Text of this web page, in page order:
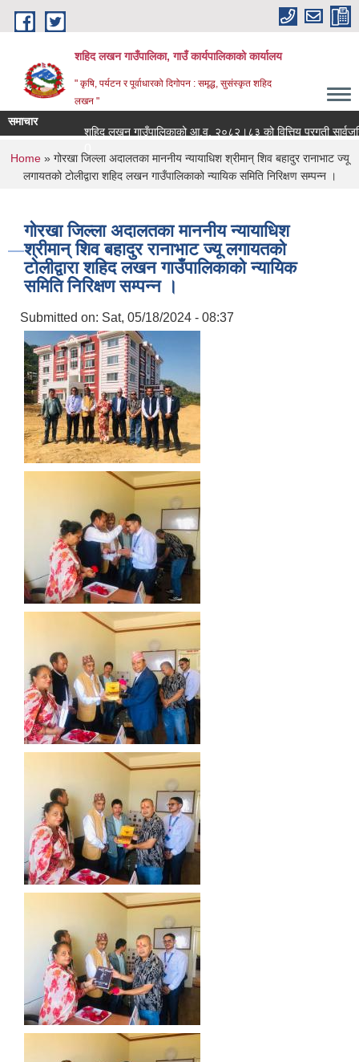
Skip to main content
शहिद लखन गाउँपालिका, गाउँ कार्यपालिकाको कार्यालय
" कृषि, पर्यटन र पूर्वाधारको दिगोपन : समृद्ध, सुसंस्कृत शहिद
लखन "
समाचार
शहिद लखन गाउँपालिकाको आ.व. २०८२।८३ को वित्तिय प्रगती सार्वजनिक
You are here
Home» गोरखा जिल्ला अदालतका माननीय न्यायाधिश श्रीमान् शिव बहादुर रानाभाट ज्यू
लगायतको टोलीद्वारा शहिद लखन गाउँपालिकाको न्यायिक समिति निरिक्षण सम्पन्न ।
गोरखा जिल्ला अदालतका माननीय न्यायाधिश
श्रीमान् शिव बहादुर रानाभाट ज्यू लगायतको
टोलीद्वारा शहिद लखन गाउँपालिकाको न्यायिक
समिति निरिक्षण सम्पन्न ।
Submitted on: Sat, 05/18/2024 - 08:37